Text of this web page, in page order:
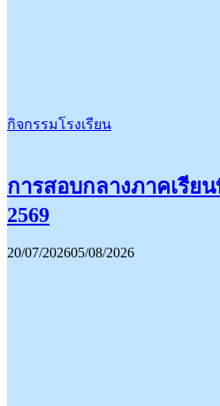
กิจกรรมโรงเรียน
การสอบกลางภาคเรีย
2569
20/07/202605/08/2026